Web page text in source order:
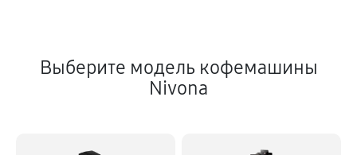
Выберите модель кофемашины
Nivona